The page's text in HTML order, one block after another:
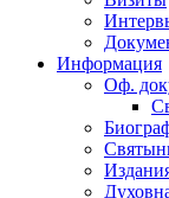
Информация
Оф.